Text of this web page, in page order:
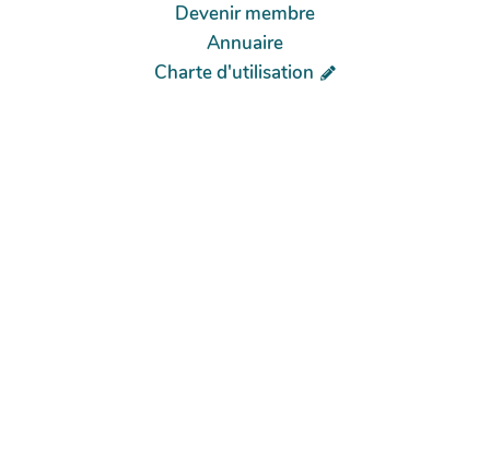
Devenir membre
Annuaire
Charte d'utilisation